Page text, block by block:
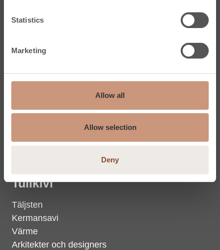
Statistics
Marketing
Allow all
Allow selection
Deny
Support
Naturstenar
Bänkskivor
Kundtjänst
Tulikivi
Täljsten
Kermansavi
Värme
Arkitekter och designers